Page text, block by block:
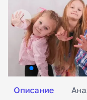
Описание